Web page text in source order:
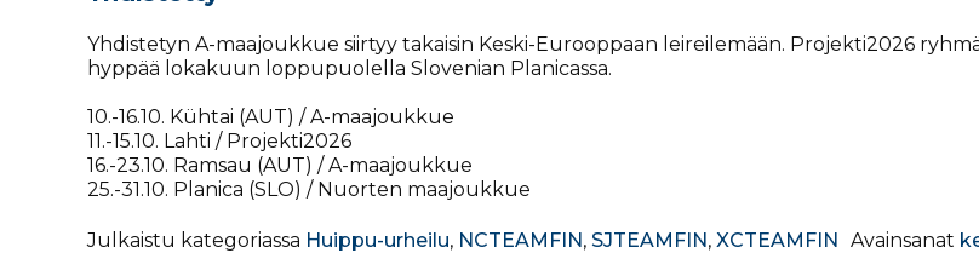
Yhdistetyn A-maajoukkue siirtyy takaisin Keski-Eurooppaan leireilemään. Projekti2026
hyppää lokakuun loppupuolella Slovenian Planicassa.
10.-16.10. Kühtai (AUT) / A-maajoukkue
11.-15.10. Lahti / Projekti2026
16.-23.10. Ramsau (AUT) / A-maajoukkue
25.-31.10. Planica (SLO) / Nuorten maajoukkue
Julkaistu kategoriassa Huippu-urheilu, NCTEAMFIN, SJTEAMFIN, XCTEAMFIN Avainsanat